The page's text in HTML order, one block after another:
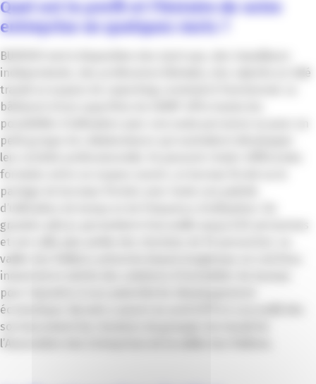
Quel est le profil et l’histoire de votre
entreprise en quelques mots ?
BUROOH met à disposition des start-ups, des travailleurs
indépendants, des professions libérales, des salariés en télé
travail un espace de coworking convivial et fonctionnel. Le
bâtiment d’une superficie de 400M² offre toutes les
possibilités d’utilisation pour une seule personne ou pour un
petit groupe de collaborateurs qui souhaitent développer
leur activité professionnelle. Ils peuvent choisir différentes
formules entre un espace ouvert, un bureau fermé ou le
partage de bureaux fermés avec toute une palette
d’utilisation de temps et de fréquence d’utilisation. De
grandes pièces permettent d’accueillir jusqu’à 65 personnes
et une salle plus petite des réunions de 16 personnes. La
vallée des Paillons présente depuis longtemps un vrai tissu
industriel et mérite des solutions d’immobilier de bureau
pour répondre à son potentiel de développement
économique. Burooh a ouvert en avril 2019 et a accueilli dès
son lancement les réunions de groupes de travail de
l’Association des Entreprises de la vallée des Paillons.